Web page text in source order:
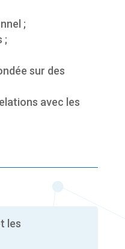
;
;
sur des
avec les
les